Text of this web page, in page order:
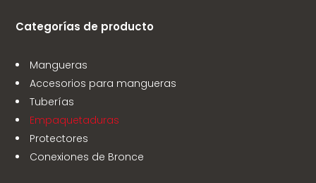
Categorías de producto
Mangueras
Accesorios para mangueras
Tuberías
Empaquetaduras
Protectores
Conexiones de Bronce